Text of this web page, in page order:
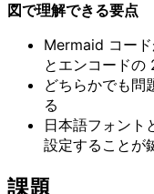
図で理解できる要点
Mermaid コー
とエンコードの
どちらかでも問
る
日本語フォント
設定することが
課題